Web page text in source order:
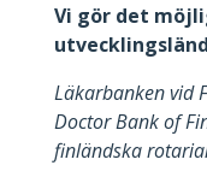
Vi gör det
Läkarbanken vid
Doctor Bank of
finländska